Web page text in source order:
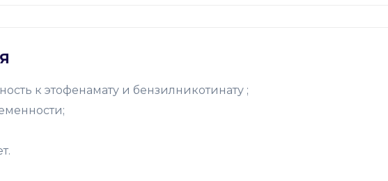
к этофенамату и бензилникотинату ;